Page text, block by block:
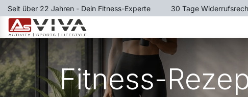
Zum Inhalt springen
Seit über 22 Jahren - Dein Fitness-Experte ​30 Tage
Fitness-